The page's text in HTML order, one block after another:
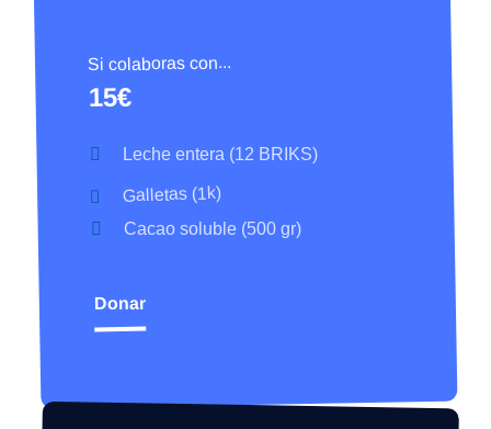
Si colaboras con...
15€
Leche entera (12 BRIKS)
Galletas (1k)
Cacao soluble (500 gr)
Donar